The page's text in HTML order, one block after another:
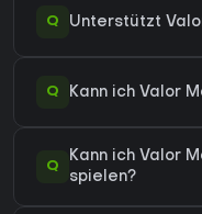
Q Unterstützt
Q Kann ich Valor
Q
Kann ich Valor
spielen?